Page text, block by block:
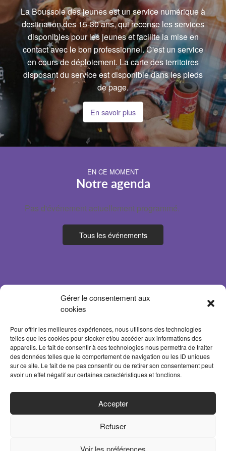
Gérer le consentement aux
cookies
Pour offrir les meilleures expériences, nous utilisons des technologies
telles que les cookies pour stocker et/ou accéder aux informations des
appareils. Le fait de consentir à ces technologies nous permettra de traiter
des données telles que le comportement de navigation ou les ID uniques
sur ce site. Le fait de ne pas consentir ou de retirer son consentement peut
avoir un effet négatif sur certaines caractéristiques et fonctions.
Accepter
Refuser
Voir les préférences
La Boussole des jeunes est un service numérique à
destination des 15-30 ans, qui recense les services
disponibles pour les jeunes et facilite la mise en
contact avec le bon professionnel. C'est un service
en cours de déploiement. La carte des territoires
disposant du service est disponible dans les pieds
de page.
En savoir plus
EN CE MOMENT
Notre agenda
Pas d'événement actuellement programmé.
Tous les événements
ACCUEIL
MENTIONS LÉGALES